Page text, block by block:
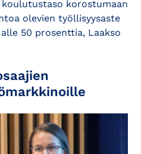
korostumaan
olevien työllisyysaste
50 prosenttia, Laakso